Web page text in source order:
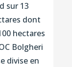
sur 13
dont
hectares
Bolgheri
divise en